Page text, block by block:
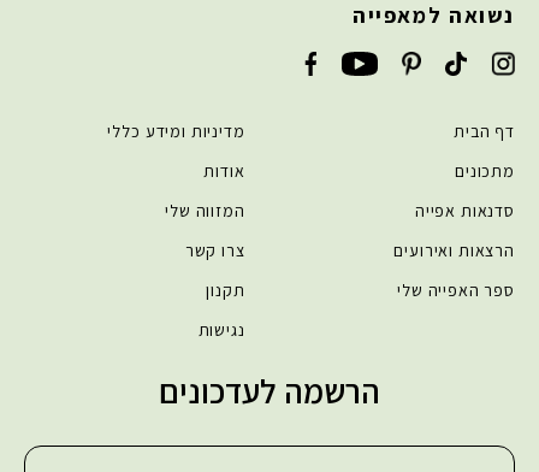
נשואה למאפייה
דף הבית
מתכונים
סדנאות אפייה
הרצאות ואירועים
ספר האפייה שלי
מדיניות ומידע כללי
אודות
המזווה שלי
צרו קשר
תקנון
נגישות
הרשמה לעדכונים